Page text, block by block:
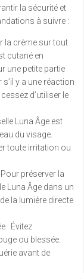
la sécurité et
à suivre :
la crème sur tout
cutané en
une petite partie
y a une réaction
d’utiliser le
Luna Âge est
du visage.
toute irritation ou
préserver la
Luna Âge dans un
la lumière directe
: Évitez
ou blessée.
avant de